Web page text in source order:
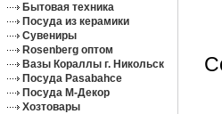
Бытовая техника
Посуда из керамики
Сувениры
Rosenberg оптом
Вазы Кораллы г. Никольск
Посуда Pasabahce
Посуда М-Декор
Хозтовары